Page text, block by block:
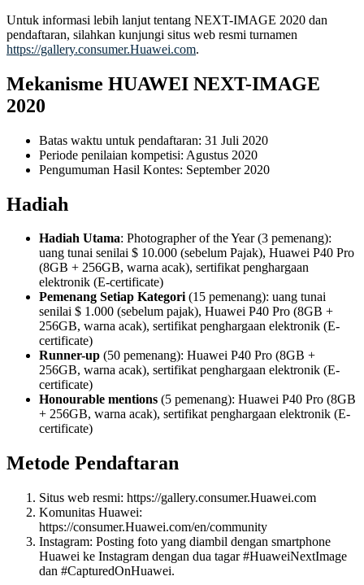
Untuk informasi lebih lanjut tentang NEXT-IMAGE 2020 dan
pendaftaran, silahkan kunjungi situs web resmi turnamen
https://gallery.consumer.Huawei.com.
Mekanisme HUAWEI NEXT-IMAGE
2020
Batas waktu untuk pendaftaran: 31 Juli 2020
Periode penilaian kompetisi: Agustus 2020
Pengumuman Hasil Kontes: September 2020
Hadiah
Hadiah Utama: Photographer of the Year (3 pemenang):
uang tunai senilai $ 10.000 (sebelum Pajak), Huawei P40 Pro
(8GB + 256GB, warna acak), sertifikat penghargaan
elektronik (E-certificate)
Pemenang Setiap Kategori(15 pemenang): uang tunai
senilai $ 1.000 (sebelum pajak), Huawei P40 Pro (8GB +
256GB, warna acak), sertifikat penghargaan elektronik (E-
certificate)
Runner-up (50 pemenang): Huawei P40 Pro (8GB +
256GB, warna acak), sertifikat penghargaan elektronik (E-
certificate)
Honourable mentions (5 pemenang): Huawei P40 Pro (8GB
+ 256GB, warna acak), sertifikat penghargaan elektronik (E-
certificate)
Metode Pendaftaran
Situs web resmi: https://gallery.consumer.Huawei.com
Komunitas Huawei:
https://consumer.Huawei.com/en/community
Instagram: Posting foto yang diambil dengan smartphone
Huawei ke Instagram dengan dua tagar #HuaweiNextImage
dan #CapturedOnHuawei.